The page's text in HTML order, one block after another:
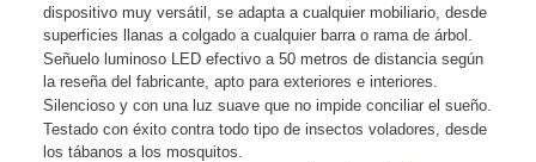
dispositivo muy versátil, se adapta a cualquier mobiliario, desde
superficies llanas a colgado a cualquier barra o rama de árbol.
Señuelo luminoso LED efectivo a 50 metros de distancia según
la reseña del fabricante, apto para exteriores e interiores.
Silencioso y con una luz suave que no impide conciliar el sueño.
Testado con éxito contra todo tipo de insectos voladores, desde
los tábanos a los mosquitos.